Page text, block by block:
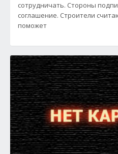
сотрудничать. Стороны
соглашение. Строители
поможет